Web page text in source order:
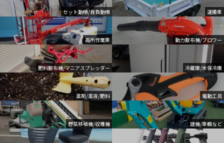
セット動噴/背負動噴 運搬車
高所作業車 動力散布機/ブロワー
肥料散布機/マニアスプレッダー 冷蔵庫/米保冷庫
薬剤/薬液/肥料 電動工具
野菜移植機/収穫機 建機/車輌など